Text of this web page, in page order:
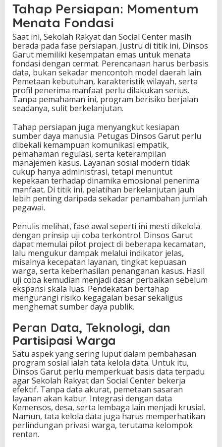
Tahap Persiapan: Momentum
Menata Fondasi
Saat ini, Sekolah Rakyat dan Social Center masih
berada pada fase persiapan. Justru di titik ini, Dinsos
Garut memiliki kesempatan emas untuk menata
fondasi dengan cermat. Perencanaan harus berbasis
data, bukan sekadar mencontoh model daerah lain.
Pemetaan kebutuhan, karakteristik wilayah, serta
profil penerima manfaat perlu dilakukan serius.
Tanpa pemahaman ini, program berisiko berjalan
seadanya, sulit berkelanjutan.
Tahap persiapan juga menyangkut kesiapan
sumber daya manusia. Petugas Dinsos Garut perlu
dibekali kemampuan komunikasi empatik,
pemahaman regulasi, serta keterampilan
manajemen kasus. Layanan sosial modern tidak
cukup hanya administrasi, tetapi menuntut
kepekaan terhadap dinamika emosional penerima
manfaat. Di titik ini, pelatihan berkelanjutan jauh
lebih penting daripada sekadar penambahan jumlah
pegawai.
Penulis melihat, fase awal seperti ini mesti dikelola
dengan prinsip uji coba terkontrol. Dinsos Garut
dapat memulai pilot project di beberapa kecamatan,
lalu mengukur dampak melalui indikator jelas,
misalnya kecepatan layanan, tingkat kepuasan
warga, serta keberhasilan penanganan kasus. Hasil
uji coba kemudian menjadi dasar perbaikan sebelum
ekspansi skala luas. Pendekatan bertahap
mengurangi risiko kegagalan besar sekaligus
menghemat sumber daya publik.
Peran Data, Teknologi, dan
Partisipasi Warga
Satu aspek yang sering luput dalam pembahasan
program sosial ialah tata kelola data. Untuk itu,
Dinsos Garut perlu memperkuat basis data terpadu
agar Sekolah Rakyat dan Social Center bekerja
efektif. Tanpa data akurat, pemetaan sasaran
layanan akan kabur. Integrasi dengan data
Kemensos, desa, serta lembaga lain menjadi krusial.
Namun, tata kelola data juga harus memperhatikan
perlindungan privasi warga, terutama kelompok
rentan.